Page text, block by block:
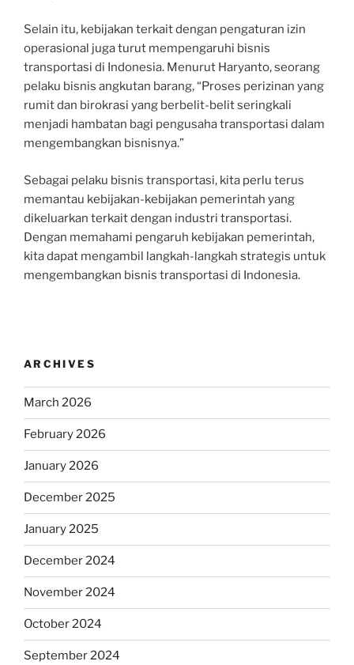
Selain itu, kebijakan terkait dengan pengaturan izin
operasional juga turut mempengaruhi bisnis
transportasi di Indonesia. Menurut Haryanto, seorang
pelaku bisnis angkutan barang, “Proses perizinan yang
rumit dan birokrasi yang berbelit-belit seringkali
menjadi hambatan bagi pengusaha transportasi dalam
mengembangkan bisnisnya.”
Sebagai pelaku bisnis transportasi, kita perlu terus
memantau kebijakan-kebijakan pemerintah yang
dikeluarkan terkait dengan industri transportasi.
Dengan memahami pengaruh kebijakan pemerintah,
kita dapat mengambil langkah-langkah strategis untuk
mengembangkan bisnis transportasi di Indonesia.
ARCHIVES
March 2026
February 2026
January 2026
December 2025
January 2025
December 2024
November 2024
October 2024
September 2024